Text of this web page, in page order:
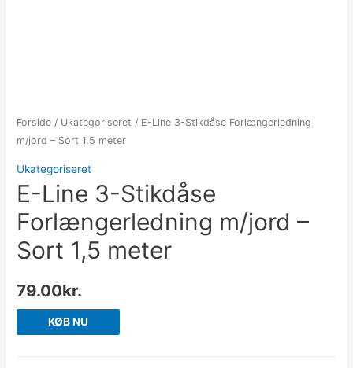
Forside / Ukategoriseret / E-Line 3-Stikdåse Forlængerledning
m/jord – Sort 1,5 meter
Ukategoriseret
E-Line 3-Stikdåse
Forlængerledning m/jord –
Sort 1,5 meter
79.00kr.
KØB NU